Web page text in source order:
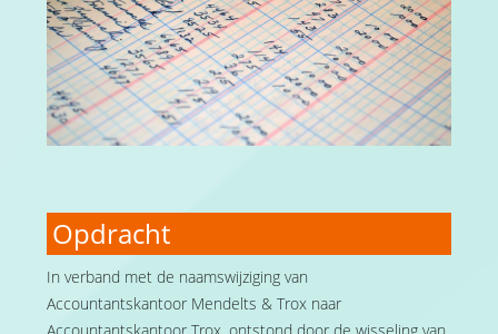
Opdracht
In verband met de naamswijziging van
Accountantskantoor Mendelts & Trox naar
Accountantskantoor Trox, ontstond door de wisseling van